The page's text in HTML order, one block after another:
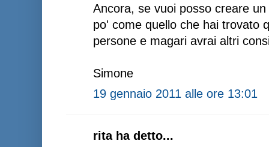
Ancora, se vuoi posso creare
po' come quello che hai trovato
persone e magari avrai altri
Simone
19 gennaio 2011 alle ore 13:01
rita ha detto...